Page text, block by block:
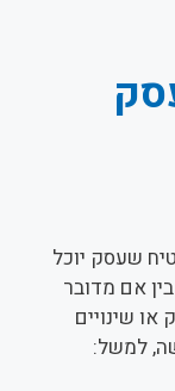
שעסק יוכל
אם מדובר
שינויים
למשל: